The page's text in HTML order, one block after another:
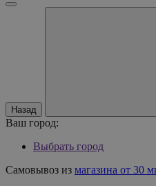
Назад
Ваш город:
Выбрать город
Самовывоз из магазина от 30